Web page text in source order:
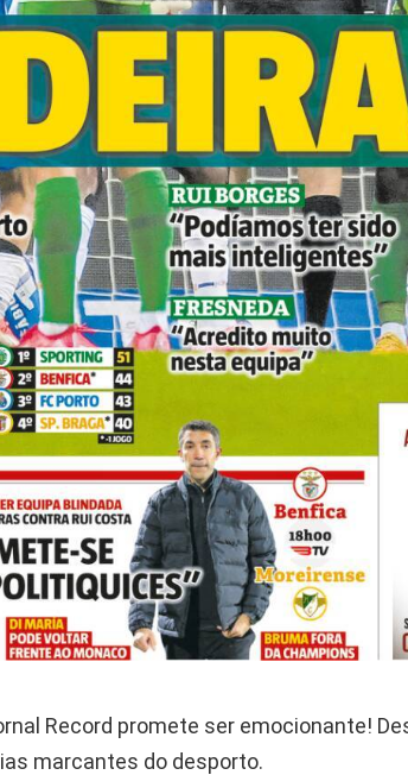
Record promete ser emocionante!
marcantes do desporto.